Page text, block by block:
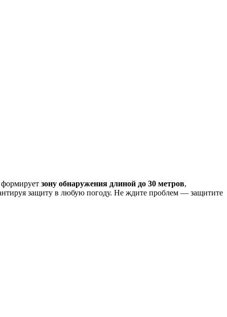
формирует зону обнаружения длиной до 30 метров,
защиту в любую погоду. Не ждите проблем — защитите